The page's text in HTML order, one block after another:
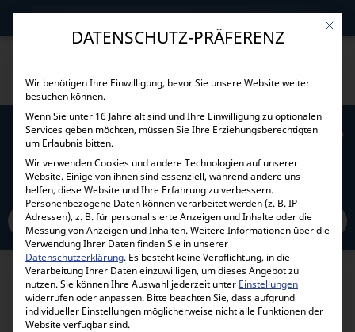
→
PYTES V5 BK1 BEFESTIGUNGSWINKEL FÜR V5
WANDMONTAGE
Home Alle Produkte Zubehör Akkuhalterungen
Pytes V5 BK1 Befestigungswinkel für V5 Wandmontage
Mit
DATENSCHUTZ-PRÄFERENZ
Wir benötigen Ihre Einwilligung, bevor Sie unsere Website weiter
besuchen können.
Wenn Sie unter 16 Jahre alt sind und Ihre Einwilligung zu optionalen
Services geben möchten, müssen Sie Ihre Erziehungsberechtigten
um Erlaubnis bitten.
Wir verwenden Cookies und andere Technologien auf unserer
Website. Einige von ihnen sind essenziell, während andere uns
helfen, diese Website und Ihre Erfahrung zu verbessern.
Personenbezogene Daten können verarbeitet werden (z. B. IP-
Adressen), z. B. für personalisierte Anzeigen und Inhalte oder die
Messung von Anzeigen und Inhalten.Weitere Informationen über die
Verwendung Ihrer Daten finden Sie in unserer
Datenschutzerklärung. Es besteht keine Verpflichtung, in die
Verarbeitung Ihrer Daten einzuwilligen, um dieses Angebot zu
nutzen.Sie können Ihre Auswahl jederzeit unter Einstellungen
widerrufen oder anpassen. Bitte beachten Sie, dass aufgrund
individueller Einstellungen möglicherweise nicht alle Funktionen der
Website verfügbar sind.